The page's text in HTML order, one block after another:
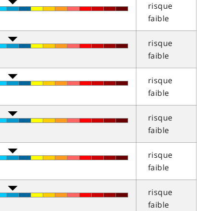
risque
faible
risque
faible
risque
faible
risque
faible
risque
faible
risque
faible